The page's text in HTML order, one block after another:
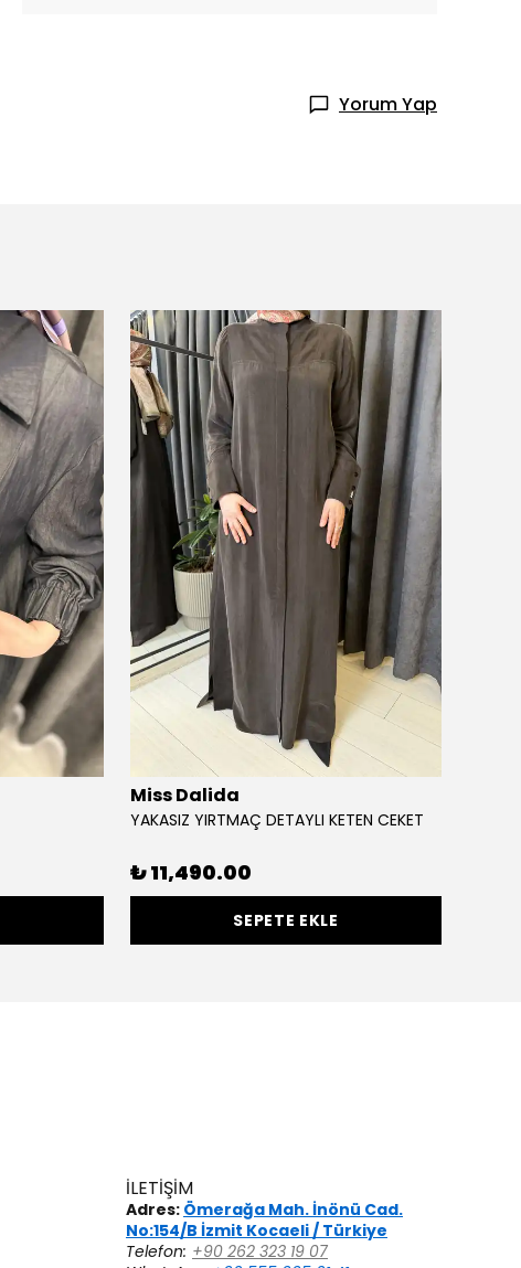
Yorum Yap
Miss Dalida
YAKASIZ YIRTMAÇ DETAYLI KETEN CEKET
₺ 11,490.00
SEPETE EKLE
İLETİŞİM
Adres: Ömerağa Mah. İnönü Cad.
No:154/B İzmit Kocaeli / Türkiye
Telefon: +90 262 323 19 07